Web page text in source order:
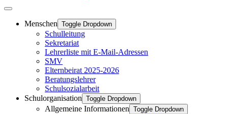
Menschen Toggle Dropdown
Schulleitung
Sekretariat
Lehrerliste mit E-Mail-Adressen
SMV
Elternbeirat 2025-2026
Beratungslehrer
Schulsozialarbeit
Schulorganisation Toggle Dropdown
Allgemeine Informationen Toggle Dropdown